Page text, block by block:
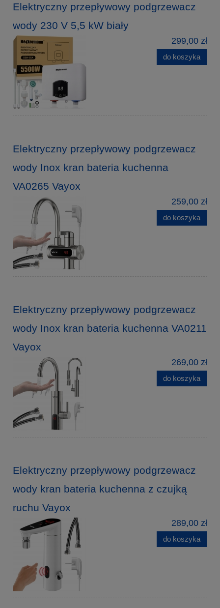
Elektryczny przepływowy podgrzewacz
wody 230 V 5,5 kW biały
299,00 zł
do koszyka
Elektryczny przepływowy podgrzewacz
wody Inox kran bateria kuchenna
VA0265 Vayox
259,00 zł
do koszyka
Elektryczny przepływowy podgrzewacz
wody Inox kran bateria kuchenna VA0211
Vayox
269,00 zł
do koszyka
Elektryczny przepływowy podgrzewacz
wody kran bateria kuchenna z czujką
ruchu Vayox
289,00 zł
do koszyka